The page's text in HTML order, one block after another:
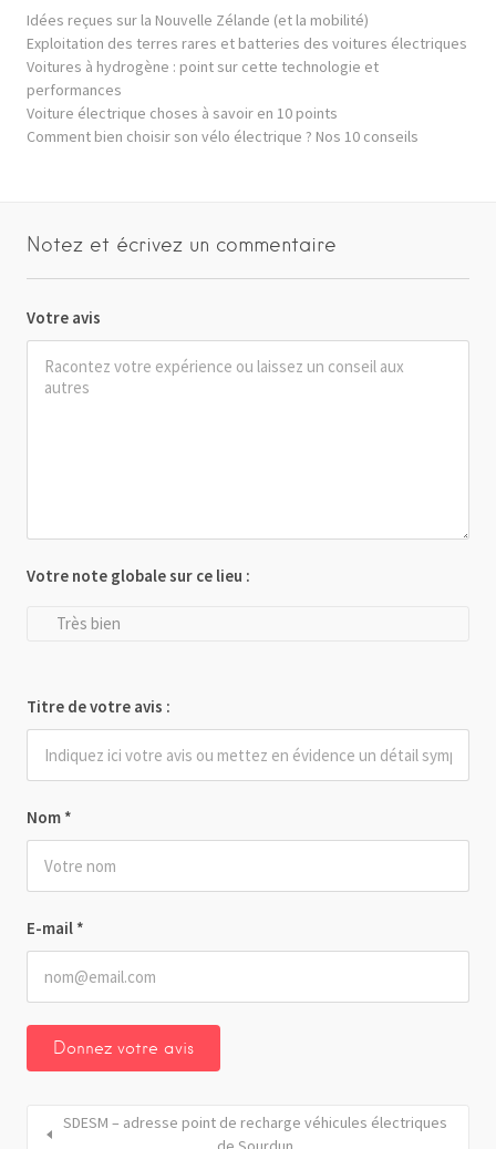
Idées reçues sur la Nouvelle Zélande (et la mobilité)
Exploitation des terres rares et batteries des voitures électriques
Voitures à hydrogène : point sur cette technologie et
performances
Voiture électrique choses à savoir en 10 points
Comment bien choisir son vélo électrique ? Nos 10 conseils
Notez et écrivez un commentaire
Votre avis
Nom *
E-mail *
Votre note globale sur ce lieu :
Très bien
Titre de votre avis :
SDESM – adresse point de recharge véhicules électriques